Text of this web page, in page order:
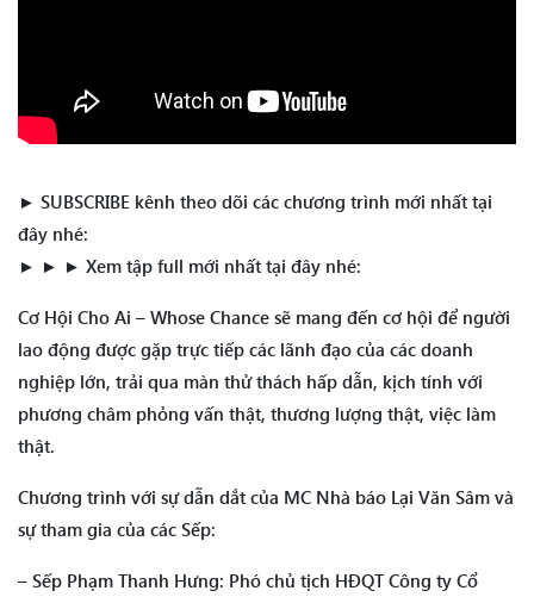
► SUBSCRIBE kênh theo dõi các chương trình mới nhất tại
đây nhé:
► ► ► Xem tập full mới nhất tại đây nhé:
Cơ Hội Cho Ai – Whose Chance sẽ mang đến cơ hội để người
lao động được gặp trực tiếp các lãnh đạo của các doanh
nghiệp lớn, trải qua màn thử thách hấp dẫn, kịch tính với
phương châm phỏng vấn thật, thương lượng thật, việc làm
thật.
Chương trình với sự dẫn dắt của MC Nhà báo Lại Văn Sâm và
sự tham gia của các Sếp:
– Sếp Phạm Thanh Hưng: Phó chủ tịch HĐQT Công ty Cổ